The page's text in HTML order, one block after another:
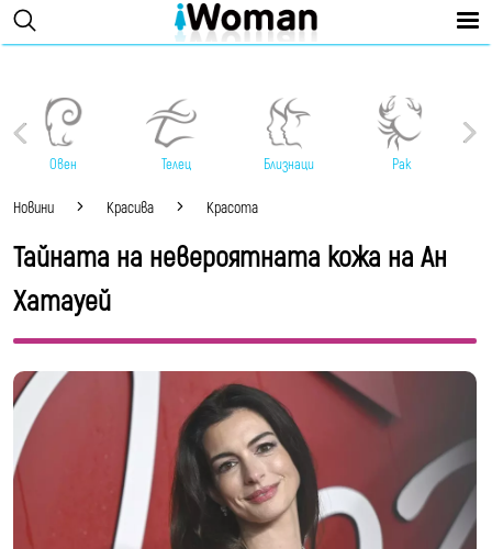
Овен Телец Близнаци Рак
Новини Красива Красота
Тайната на невероятната кожа на Ан
Хатауей